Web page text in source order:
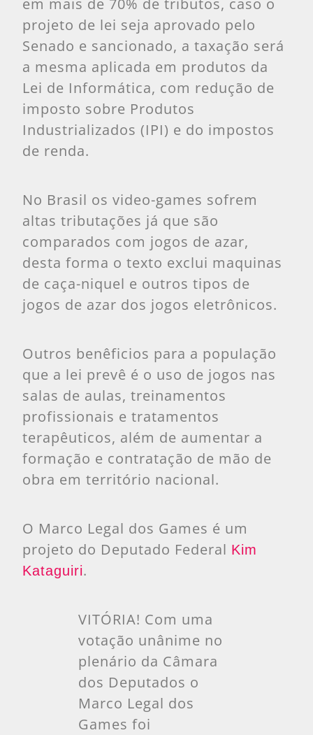
em mais de 70% de tributos, caso o
projeto de lei seja aprovado pelo
Senado e sancionado, a taxação será
a mesma aplicada em produtos da
Lei de Informática, com redução de
imposto sobre Produtos
Industrializados (IPI) e do impostos
de renda.
No Brasil os video-games sofrem
altas tributações já que são
comparados com jogos de azar,
desta forma o texto exclui maquinas
de caça-niquel e outros tipos de
jogos de azar dos jogos eletrônicos.
Outros benêficios para a população
que a lei prevê é o uso de jogos nas
salas de aulas, treinamentos
profissionais e tratamentos
terapêuticos, além de aumentar a
formação e contratação de mão de
obra em território nacional.
O Marco Legal dos Games é um
projeto do Deputado Federal Kim
Kataguiri.
VITÓRIA! Com uma
votação unânime no
plenário da Câmara
dos Deputados o
Marco Legal dos
Games foi